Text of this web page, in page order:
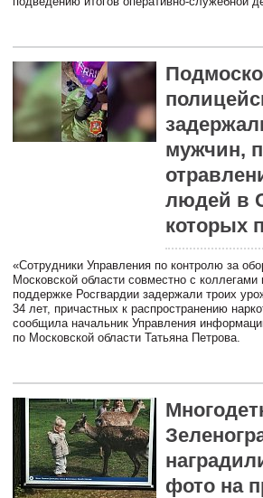
мужчин,
людей в
которых
«Сотрудники Управления по контролю за
Московской области совместно с
поддержке Росгвардии задержали троих
34 лет, причастных к распространению
сообщила начальник Управления
по Московской области Татьяна Петрова.
фото на